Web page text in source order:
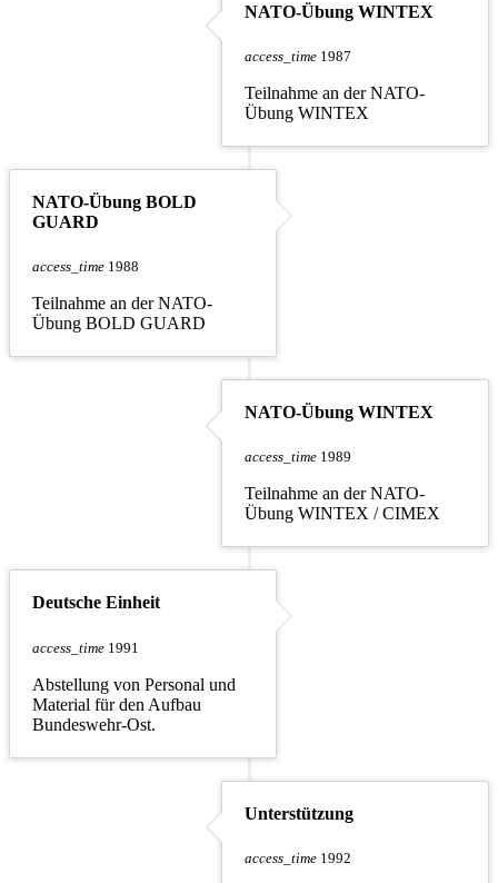
NATO-Übung WINTEX
access_time 1987
Teilnahme an der NATO-
Übung WINTEX
NATO-Übung BOLD
GUARD
access_time 1988
Teilnahme an der NATO-
Übung BOLD GUARD
NATO-Übung WINTEX
access_time 1989
Teilnahme an der NATO-
Übung WINTEX / CIMEX
Deutsche Einheit
access_time 1991
Abstellung von Personal und
Material für den Aufbau
Bundeswehr-Ost.
Unterstützung
access_time 1992